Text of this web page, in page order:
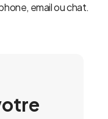
email ou chat.